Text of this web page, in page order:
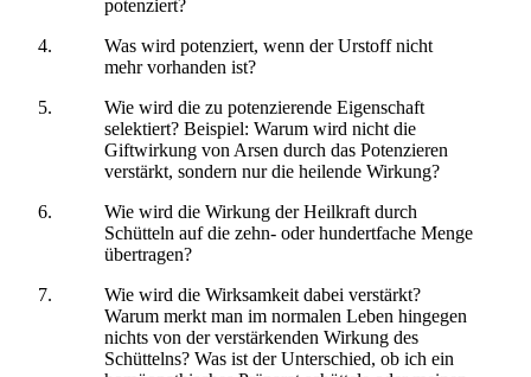
potenziert?
Was wird potenziert, wenn der Urstoff nicht
mehr vorhanden ist?
Wie wird die zu potenzierende Eigenschaft
selektiert? Beispiel: Warum wird nicht die
Giftwirkung von Arsen durch das Potenzieren
verstärkt, sondern nur die heilende Wirkung?
Wie wird die Wirkung der Heilkraft durch
Schütteln auf die zehn- oder hundertfache Menge
übertragen?
Wie wird die Wirksamkeit dabei verstärkt?
Warum merkt man im normalen Leben hingegen
nichts von der verstärkenden Wirkung des
Schüttelns? Was ist der Unterschied, ob ich ein